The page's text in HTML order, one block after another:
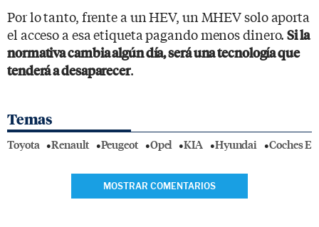
Por lo tanto, frente a un HEV, un MHEV solo aporta
el acceso a esa etiqueta pagando menos dinero.Si la
normativa cambia algún día, será una tecnología que
tenderá a desaparecer.
Temas
Toyota Renault Peugeot Opel KIA Hyundai Coches
MOSTRAR COMENTARIOS